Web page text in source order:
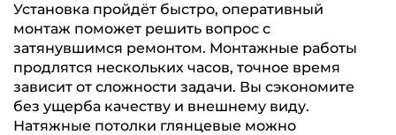
Установка пройдёт быстро, оперативный
монтаж поможет решить вопрос с
затянувшимся ремонтом. Монтажные работы
продлятся нескольких часов, точное время
зависит от сложности задачи. Вы сэкономите
без ущерба качеству и внешнему виду.
Натяжные потолки глянцевые можно